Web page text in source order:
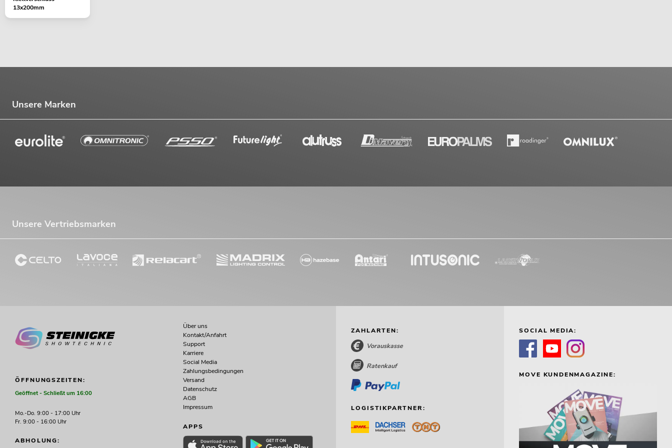
13x200mm
Unsere Marken
Unsere Vertriebsmarken
ÖFFNUNGSZEITEN:
Geöffnet - Schließt um 16:00
Mo.-Do. 9:00 - 17:00 Uhr
Fr. 9:00 - 16:00 Uhr
ABHOLUNG:
Über uns
Kontakt/Anfahrt
Support
Karriere
Social Media
Zahlungsbedingungen
Versand
Datenschutz
AGB
Impressum
APPS
ZAHLARTEN:
Vorauskasse
Ratenkauf
LOGISTIKPARTNER:
SOCIAL MEDIA:
MOVE KUNDENMAGAZINE: